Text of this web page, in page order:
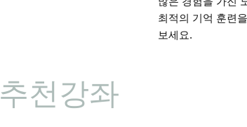
최적의 기억 훈련
보세요.
추천강좌